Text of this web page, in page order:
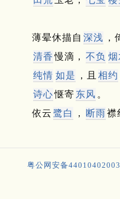
薄晕休描自 深浅 ，
清香 慢滴， 不负 烟
纯情 如是 ，且 相约
诗心惬寄 东风 。
依云 鹭白 ， 断雨襟
粤公网安备